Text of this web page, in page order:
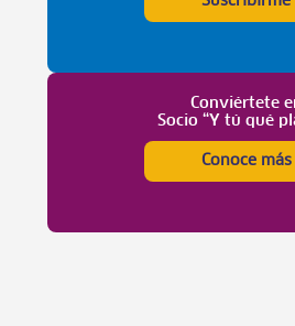
Conviértete
Socio “Y tú qué
Conoce más